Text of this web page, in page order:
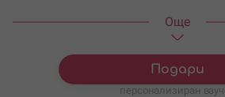
спешълти кафета от
колекцията 90+ за 2-ма
спешълти кафета за един
Дегустация на 3 вида
спешълти кафета за 2-ма
Oще
Подари
персонализиран